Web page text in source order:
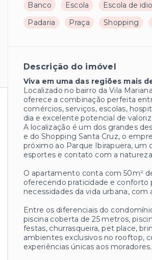
Banco Escola Escola de
Padaria
Praça Shopping
Descrição do imóvel
Viva em uma das regiões mais
Localizado no bairro da Vila
oferece a combinação perfeita
comércios, serviços, escolas,
dia e excelente potencial de
A localização é um dos grandes
e do Shopping Santa Cruz, o
próximo ao Parque Ibirapuera, um
esportes e contato com a
O apartamento conta com 50m²
oferecendo praticidade e conforto
necessidades da vida urbana,
Entre os diferenciais do
piscina coberta de 25 metros,
festas, churrasqueira, pet place,
ambientes exclusivos no rooftop,
experiências únicas aos moradores.